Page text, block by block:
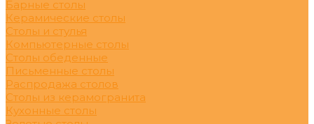
Барные столы
Керамические столы
Столы и стулья
Компьютерные столы
Столы обеденные
Письменные столы
Распродажа столов
Столы из керамогранита
Кухонные столы